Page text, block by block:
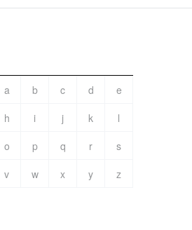
a b c d
e
h i j k
l
o p q r
s
v w x y
z